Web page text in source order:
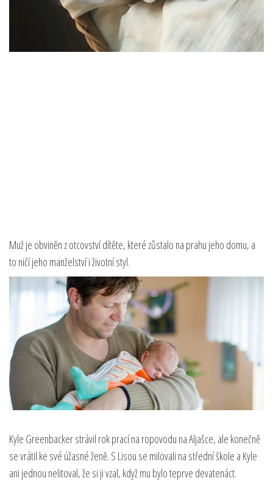
Muž je obviněn z otcovství dítěte, které zůstalo na prahu jeho domu, a
to ničí jeho manželství i životní styl.
Kyle Greenbacker strávil rok prací na ropovodu na Aljašce, ale konečně
se vrátil ke své úžasné ženě. S Lisou se milovali na střední škole a Kyle
ani jednou nelitoval, že si ji vzal, když mu bylo teprve devatenáct.